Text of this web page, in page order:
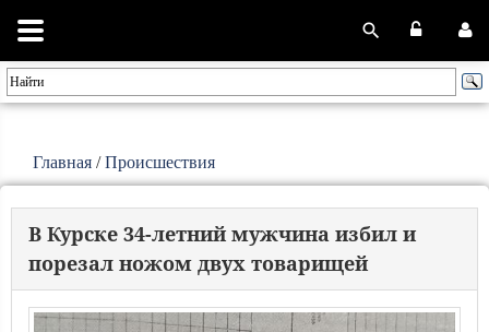
Главная /Происшествия
В Курске 34-летний мужчина избил и
порезал ножом двух товарищей